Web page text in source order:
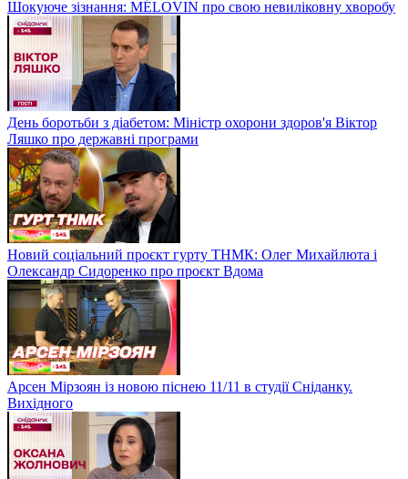
Шокуюче зізнання: MÉLOVIN про свою невиліковну хворобу
День боротьби з діабетом: Міністр охорони здоров'я Віктор
Ляшко про державні програми
Новий соціальний проєкт гурту ТНМК: Олег Михайлюта і
Олександр Сидоренко про проєкт Вдома
Арсен Мірзоян із новою піснею 11/11 в студії Сніданку.
Вихідного